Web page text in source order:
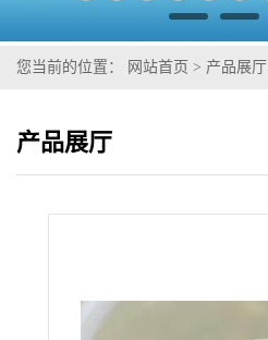
您当前的位置： 网站首页 > 产品展厅
技术支持；湖北研科时代科技-品质优
产品展厅